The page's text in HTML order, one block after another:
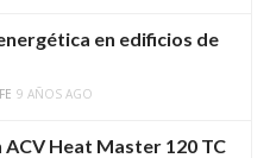
en edificios de
9 AÑOS AGO
Heat Master 120 TC